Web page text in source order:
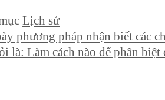
Lịch sử
phương pháp nhận biết các
là: Làm cách nào để phân